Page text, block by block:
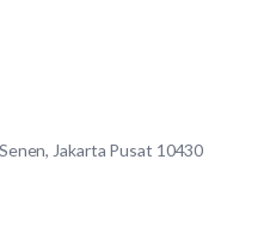
Jakarta Pusat 10430